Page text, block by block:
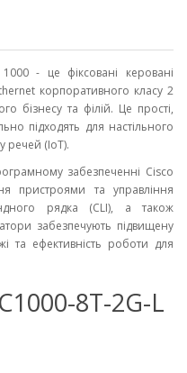
- це фіксовані керовані
корпоративного класу 2
бізнесу та філій. Це прості,
підходять для настільного
речей (IoT).
забезпеченні Cisco
пристроями та управління
рядка (CLI), а також
забезпечують підвищену
та ефективність роботи для
8T-2G-L